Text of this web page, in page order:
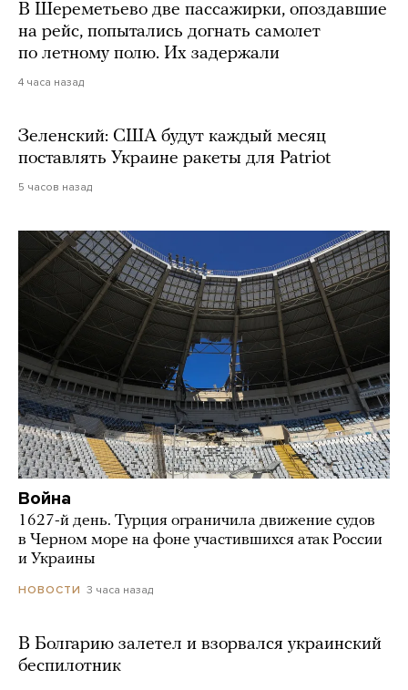
В Шереметьево две пассажирки, опоздавшие
на рейс, попытались догнать самолет
по летному полю. Их задержали
4 часа назад
Зеленский: США будут каждый месяц
поставлять Украине ракеты для Patriot
5 часов назад
Война
1627-й день. Турция ограничила движение судов
в Черном море на фоне участившихся атак России
и Украины
НОВОСТИ 3 часа назад
В Болгарию залетел и взорвался украинский
беспилотник